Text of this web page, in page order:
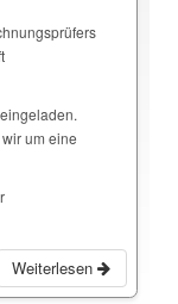
um eine
Weiterlesen